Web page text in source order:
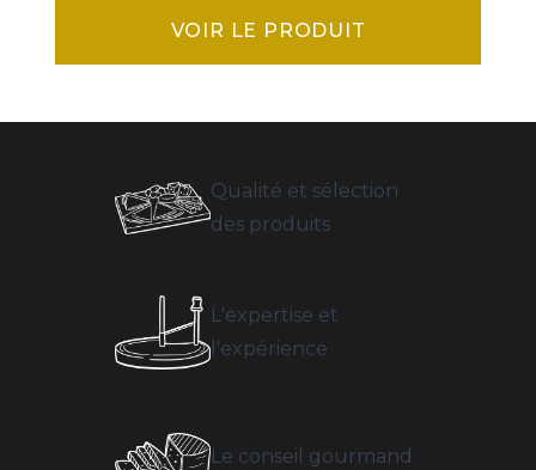
VOIR LE PRODUIT
Qualité et sélection
des produits
L'expertise et
l'expérience
Le conseil gourmand